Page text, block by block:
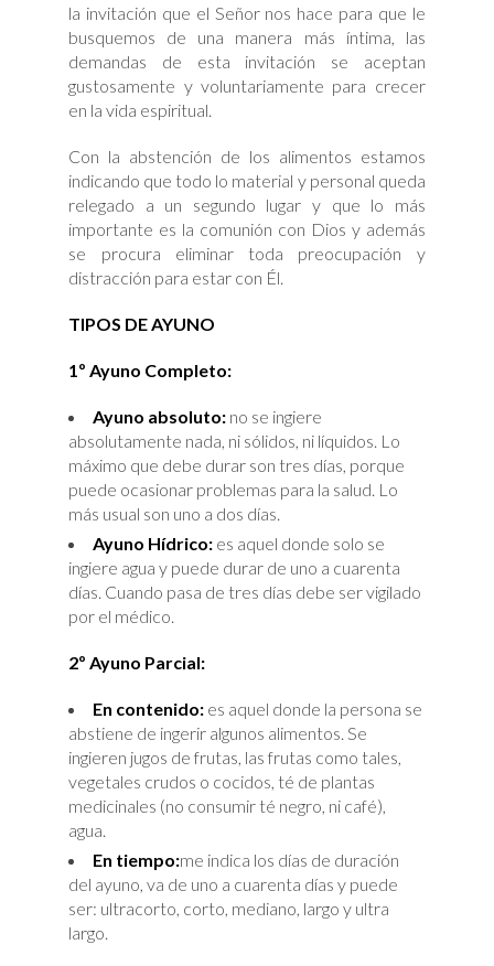
la invitación que el Señor nos hace para que le
busquemos de una manera más íntima, las
demandas de esta invitación se aceptan
gustosamente y voluntariamente para crecer
en la vida espiritual.
Con la abstención de los alimentos estamos
indicando que todo lo material y personal queda
relegado a un segundo lugar y que lo más
importante es la comunión con Dios y además
se procura eliminar toda preocupación y
distracción para estar con Él.
TIPOS DE AYUNO
1º Ayuno Completo:
Ayuno absoluto: no se ingiere
absolutamente nada, ni sólidos, ni líquidos. Lo
máximo que debe durar son tres días, porque
puede ocasionar problemas para la salud. Lo
más usual son uno a dos días.
Ayuno Hídrico: es aquel donde solo se
ingiere agua y puede durar de uno a cuarenta
días. Cuando pasa de tres días debe ser vigilado
por el médico.
2º Ayuno Parcial:
En contenido: es aquel donde la persona se
abstiene de ingerir algunos alimentos. Se
ingieren jugos de frutas, las frutas como tales,
vegetales crudos o cocidos, té de plantas
medicinales (no consumir té negro, ni café),
agua.
En tiempo:me indica los días de duración
del ayuno, va de uno a cuarenta días y puede
ser: ultracorto, corto, mediano, largo y ultra
largo.